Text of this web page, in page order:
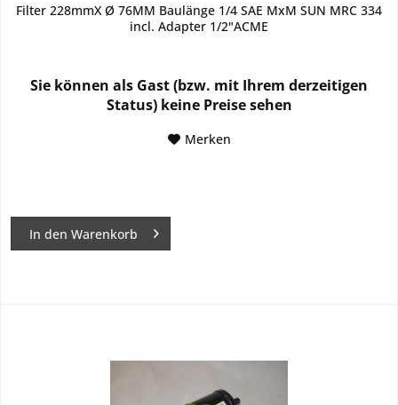
Filter 228mmX Ø 76MM Baulänge 1/4 SAE MxM SUN MRC 334
incl. Adapter 1/2"ACME
Sie können als Gast (bzw. mit Ihrem derzeitigen
Status) keine Preise sehen
Merken
In den Warenkorb